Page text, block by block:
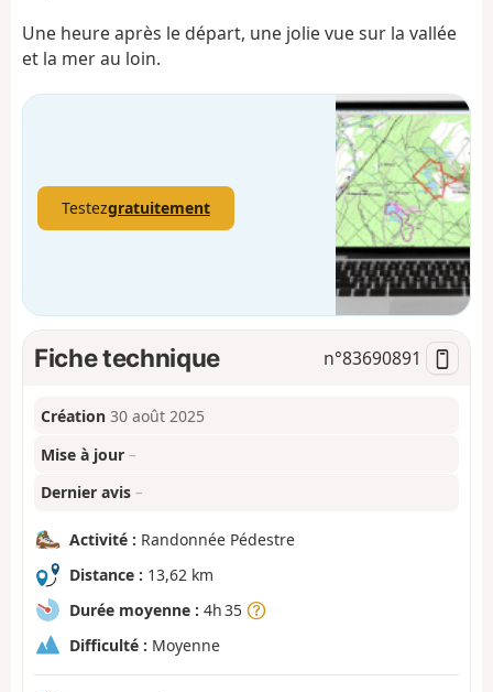
n
Une heure après le départ, une jolie vue sur la vallée
et la mer au loin.
Testezgratuitement
Fiche technique n°83690891
Création 30 août 2025
Mise à jour –
Dernier avis –
Activité : Randonnée Pédestre
Distance : 13,62 km
Durée moyenne : 4h 35
Difficulté : Moyenne